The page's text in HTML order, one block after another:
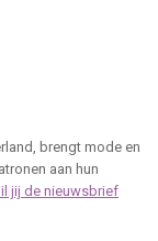
brengt mode en
aan hun
jij de nieuwsbrief